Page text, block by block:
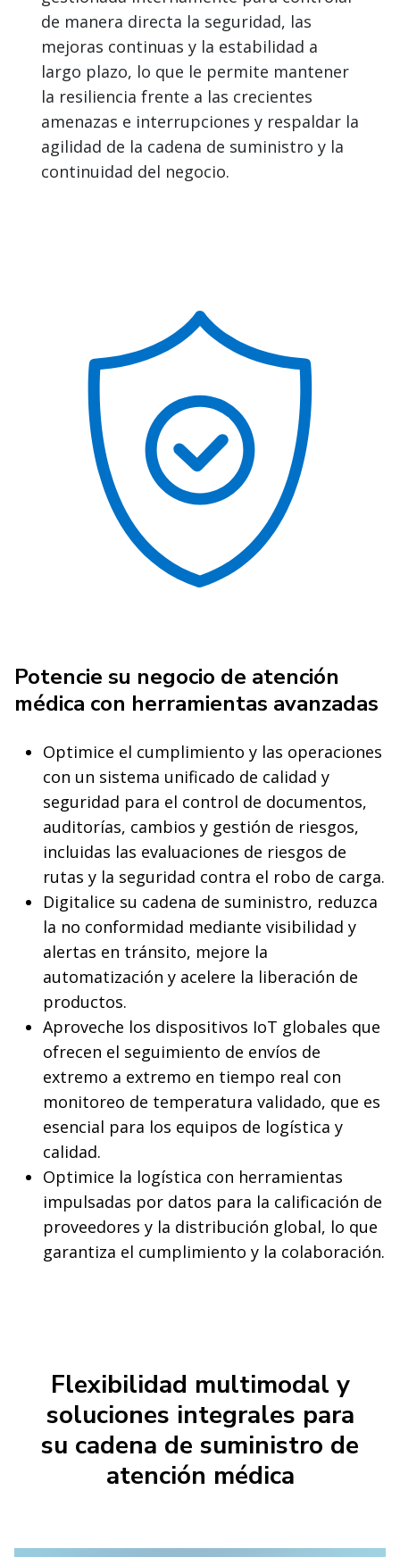
de manera directa la seguridad, las
mejoras continuas y la estabilidad a
largo plazo, lo que le permite mantener
la resiliencia frente a las crecientes
amenazas e interrupciones y respaldar la
agilidad de la cadena de suministro y la
continuidad del negocio.
Potencie su negocio de atención
médica con herramientas avanzadas
Optimice el cumplimiento y las operaciones
con un sistema unificado de calidad y
seguridad para el control de documentos,
auditorías, cambios y gestión de riesgos,
incluidas las evaluaciones de riesgos de
rutas y la seguridad contra el robo de carga.
Digitalice su cadena de suministro, reduzca
la no conformidad mediante visibilidad y
alertas en tránsito, mejore la
automatización y acelere la liberación de
productos.
Aproveche los dispositivos IoT globales que
ofrecen el seguimiento de envíos de
extremo a extremo en tiempo real con
monitoreo de temperatura validado, que es
esencial para los equipos de logística y
calidad.
Optimice la logística con herramientas
impulsadas por datos para la calificación de
proveedores y la distribución global, lo que
garantiza el cumplimiento y la colaboración.
Flexibilidad multimodal y
soluciones integrales para
su cadena de suministro de
atención médica